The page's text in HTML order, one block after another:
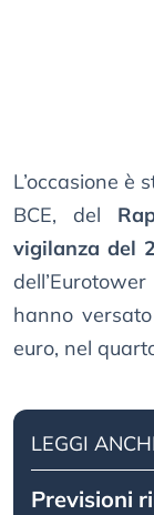
L’occasione è
BCE, del
vigilanza del
hanno
euro, nel
LEGGI
Previsioni